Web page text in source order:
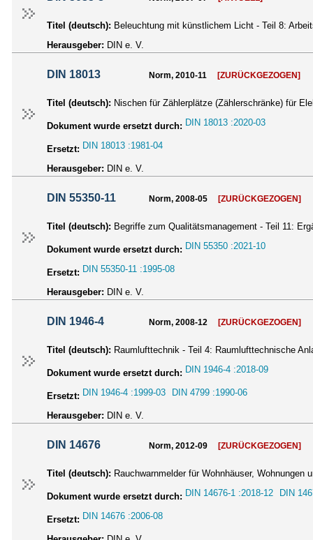
Titel (deutsch): Beleuchtung mit künstlichem Licht - Teil 8:
Herausgeber: DIN e. V.
DIN 18013 Norm, 2010-11 [ZURÜCKGEZOGEN]
Titel (deutsch): Nischen für Zählerplätze (Zählerschränke) für
Dokument wurde ersetzt durch: DIN 18013 :2020-03
Ersetzt: DIN 18013 :1981-04
Herausgeber: DIN e. V.
DIN 55350-11 Norm, 2008-05 [ZURÜCKGEZOGEN]
Titel (deutsch): Begriffe zum Qualitätsmanagement - Teil 11:
Dokument wurde ersetzt durch: DIN 55350 :2021-10
Ersetzt: DIN 55350-11 :1995-08
Herausgeber: DIN e. V.
DIN 1946-4 Norm, 2008-12 [ZURÜCKGEZOGEN]
Titel (deutsch): Raumlufttechnik - Teil 4: Raumlufttechnische
Dokument wurde ersetzt durch: DIN 1946-4 :2018-09
Ersetzt: DIN 1946-4 :1999-03 DIN 4799 :1990-06
Herausgeber: DIN e. V.
DIN 14676 Norm, 2012-09 [ZURÜCKGEZOGEN]
Titel (deutsch): Rauchwarnmelder für Wohnhäuser,
Dokument wurde ersetzt durch: DIN 14676-1 :2018-12 DIN
Ersetzt: DIN 14676 :2006-08